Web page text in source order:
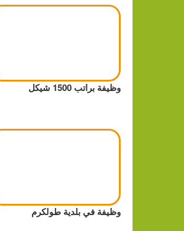
وظيفة براتب 1500 شيكل
وظيفة في بلدية طولكرم